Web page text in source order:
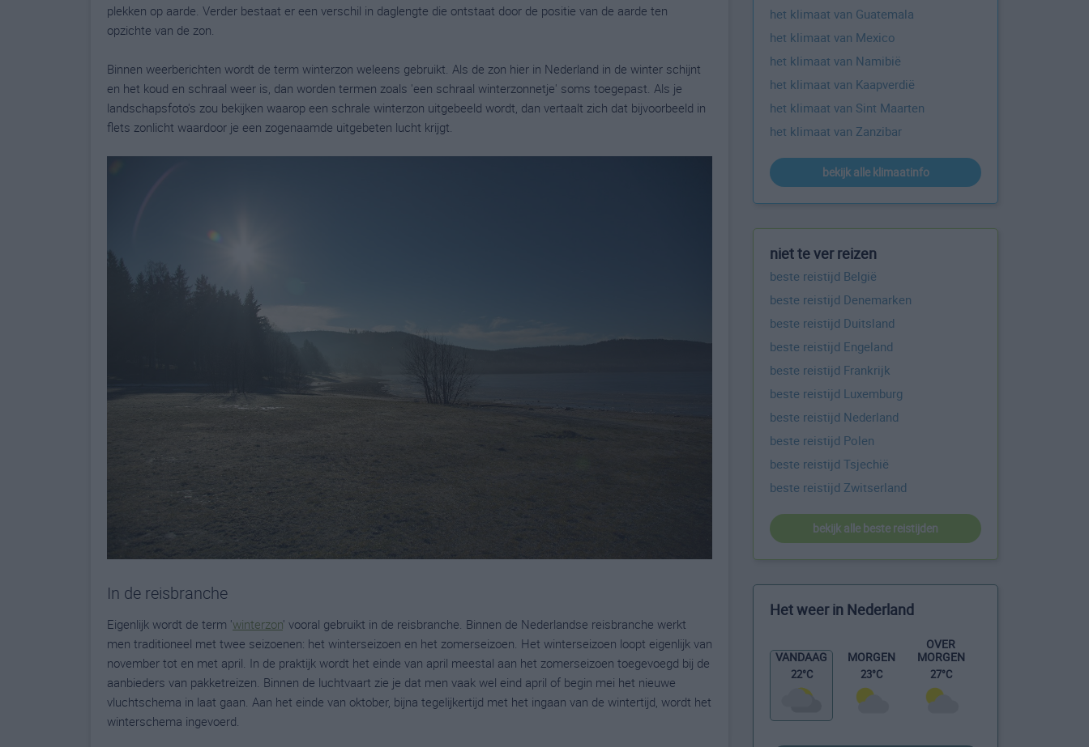
plekken op aarde. Verder bestaat er een verschil in daglengte die ontstaat door de positie van de aarde ten
opzichte van de zon.
Binnen weerberichten wordt de term winterzon weleens gebruikt. Als de zon hier in Nederland in de winter schijnt
en het koud en schraal weer is, dan worden termen zoals 'een schraal winterzonnetje' soms toegepast. Als je
landschapsfoto's zou bekijken waarop een schrale winterzon uitgebeeld wordt, dan vertaalt zich dat bijvoorbeeld in
flets zonlicht waardoor je een zogenaamde uitgebeten lucht krijgt.
In de reisbranche
Eigenlijk wordt de term 'winterzon' vooral gebruikt in de reisbranche. Binnen de Nederlandse reisbranche werkt
men traditioneel met twee seizoenen: het winterseizoen en het zomerseizoen. Het winterseizoen loopt eigenlijk van
november tot en met april. In de praktijk wordt het einde van april meestal aan het zomerseizoen toegevoegd bij de
aanbieders van pakketreizen. Binnen de luchtvaart zie je dat men vaak wel eind april of begin mei het nieuwe
vluchtschema in laat gaan. Aan het einde van oktober, bijna tegelijkertijd met het ingaan van de wintertijd, wordt het
winterschema ingevoerd.
het klimaat van Guatemala
het klimaat van Mexico
het klimaat van Namibië
het klimaat van Kaapverdië
het klimaat van Sint Maarten
het klimaat van Zanzibar
bekijk alle klimaatinfo
niet te ver reizen
beste reistijd België
beste reistijd Denemarken
beste reistijd Duitsland
beste reistijd Engeland
beste reistijd Frankrijk
beste reistijd Luxemburg
beste reistijd Nederland
beste reistijd Polen
beste reistijd Tsjechië
beste reistijd Zwitserland
bekijk alle beste reistijden
Het weer in Nederland
VANDAAG
22°C
MORGEN
23°C
OVER
MORGEN
27°C